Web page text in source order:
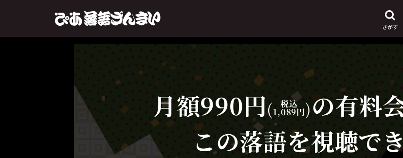
さがす
芸人からさがす
演目 からさがす
上演時間からさがす
月額990円( 税込
1,089円)の有料
この落語を視聴で